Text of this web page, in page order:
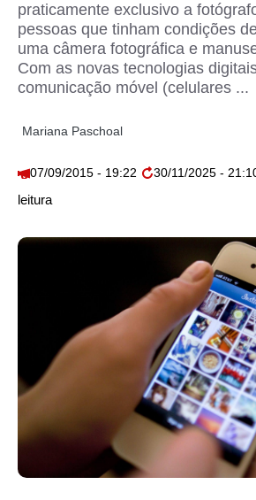
praticamente exclusivo a
pessoas que tinham condições
uma câmera fotográfica e
Com as novas tecnologias
comunicação móvel (celulares ...
Mariana Paschoal
07/09/2015 - 19:22 30/11/2025 -